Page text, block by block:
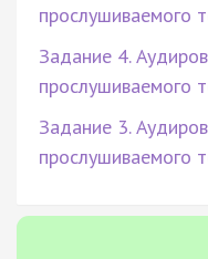
прослушиваемого
Задание 4.
прослушиваемого
Задание 3.
прослушиваемого